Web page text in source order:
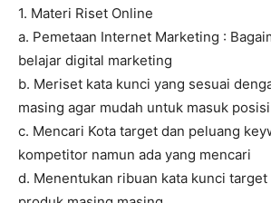
1. Materi Riset Online
a. Pemetaan Internet Marketing :
belajar digital marketing
b. Meriset kata kunci yang sesuai
masing agar mudah untuk masuk posisi
c. Mencari Kota target dan peluang
kompetitor namun ada yang mencari
d. Menentukan ribuan kata kunci